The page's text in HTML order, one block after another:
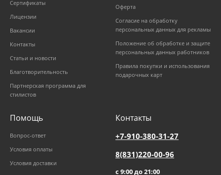
Сертификаты
Лицензии
Вакансии
Контакты
Статьи и новости
Благотворительность
Партнерская программа для
стилистов
Оферта
Согласие на обработку
персональных данных для рекламы
Положение об обработке и защите
персональных данных работников
Правила покупки и использования
подарочных карт
Помощь
Вопрос-ответ
Условия оплаты
Условия доставки
Контакты
+7-910-380-31-27
8(831)220-00-96
с 9:00 до 21:00